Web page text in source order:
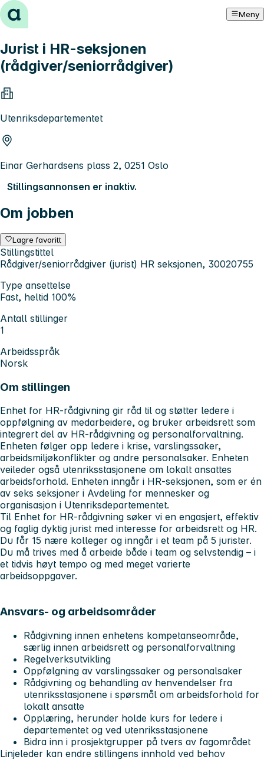
Hopp til innhold Meny
Jurist i HR-seksjonen
(rådgiver/seniorrådgiver)
Utenriksdepartementet
Einar Gerhardsens plass 2, 0251 Oslo
Stillingsannonsen er inaktiv.
Om jobben
Lagre favoritt
Stillingstittel
Rådgiver/seniorrådgiver (jurist) HR seksjonen, 30020755
Type ansettelse
Fast, heltid 100%
Antall stillinger
1
Arbeidsspråk
Norsk
Om stillingen
Enhet for HR-rådgivning gir råd til og støtter ledere i
oppfølgning av medarbeidere, og bruker arbeidsrett som
integrert del av HR-rådgivning og personalforvaltning.
Enheten følger opp ledere i krise, varslingssaker,
arbeidsmiljøkonflikter og andre personalsaker. Enheten
veileder også utenriksstasjonene om lokalt ansattes
arbeidsforhold. Enheten inngår i HR-seksjonen, som er én
av seks seksjoner i Avdeling for mennesker og
organisasjon i Utenriksdepartementet.
Til Enhet for HR-rådgivning søker vi en engasjert, effektiv
og faglig dyktig jurist med interesse for arbeidsrett og HR.
Du får 15 nære kolleger og inngår i et team på 5 jurister.
Du må trives med å arbeide både i team og selvstendig – i
et tidvis høyt tempo og med meget varierte
arbeidsoppgaver.
Ansvars- og arbeidsområder
Rådgivning innen enhetens kompetanseområde,
særlig innen arbeidsrett og personalforvaltning
Regelverksutvikling
Oppfølgning av varslingssaker og personalsaker
Rådgivning og behandling av henvendelser fra
utenriksstasjonene i spørsmål om arbeidsforhold for
lokalt ansatte
Opplæring, herunder holde kurs for ledere i
departementet og ved utenriksstasjonene
Bidra inn i prosjektgrupper på tvers av fagområdet
Linjeleder kan endre stillingens innhold ved behov